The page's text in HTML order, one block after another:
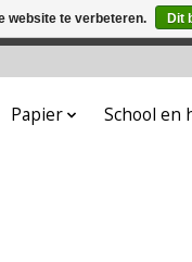
Papier School en
website te verbeteren. Dit
orders zullen niet